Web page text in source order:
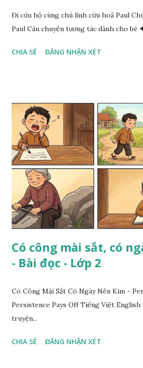
Đi cứu hộ cùng chú lính cứu hoả Paul
Paul Câu chuyện tương tác dành cho bé
CHIA SẺ ĐĂNG NHẬN XÉT
Có công mài sắt, có
- Bài đọc - Lớp 2
Có Công Mài Sắt Có Ngày Nên Kim -
Persistence Pays Off Tiếng Việt English
truyện...
CHIA SẺ ĐĂNG NHẬN XÉT